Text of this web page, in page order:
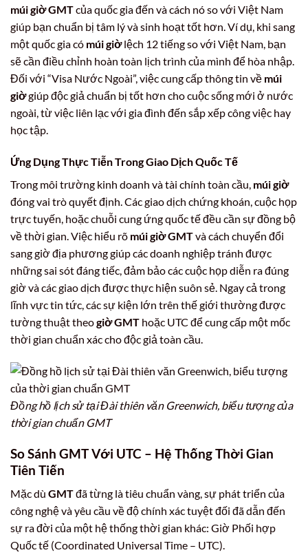
múi giờ GMTcủa quốc gia đến và cách nó so với Việt Nam
giúp bạn chuẩn bị tâm lý và sinh hoạt tốt hơn. Ví dụ, khi sang
một quốc gia có múi giờlệch 12 tiếng so với Việt Nam, bạn
sẽ cần điều chỉnh hoàn toàn lịch trình của mình để hòa nhập.
Đối với “Visa Nước Ngoài”, việc cung cấp thông tin về múi
giờgiúp độc giả chuẩn bị tốt hơn cho cuộc sống mới ở nước
ngoài, từ việc liên lạc với gia đình đến sắp xếp công việc hay
học tập.
Ứng Dụng Thực Tiễn Trong Giao Dịch Quốc Tế
Trong môi trường kinh doanh và tài chính toàn cầu, múi giờ
đóng vai trò quyết định. Các giao dịch chứng khoán, cuộc họp
trực tuyến, hoặc chuỗi cung ứng quốc tế đều cần sự đồng bộ
về thời gian. Việc hiểu rõ múi giờ GMTvà cách chuyển đổi
sang giờ địa phương giúp các doanh nghiệp tránh được
những sai sót đáng tiếc, đảm bảo các cuộc họp diễn ra đúng
giờ và các giao dịch được thực hiện suôn sẻ. Ngay cả trong
lĩnh vực tin tức, các sự kiện lớn trên thế giới thường được
tường thuật theogiờ GMT hoặc UTC để cung cấp một mốc
thời gian chuẩn xác cho độc giả toàn cầu.
Đồng hồ lịch sử tại Đài thiên văn Greenwich, biểu tượng của
thời gian chuẩn GMT
So Sánh GMTVới UTC – Hệ Thống Thời Gian
Tiên Tiến
Mặc dù GMTđã từng là tiêu chuẩn vàng, sự phát triển của
công nghệ và yêu cầu về độ chính xác tuyệt đối đã dẫn đến
sự ra đời của một hệ thống thời gian khác: Giờ Phối hợp
Quốc tế (Coordinated Universal Time – UTC).